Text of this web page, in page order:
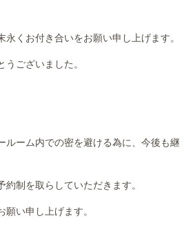
くお付き合いをお願い申し上げます。
うございました。
ルーム内での密を避ける為に、今後も継
約制を取らしていただきます。
い申し上げます。